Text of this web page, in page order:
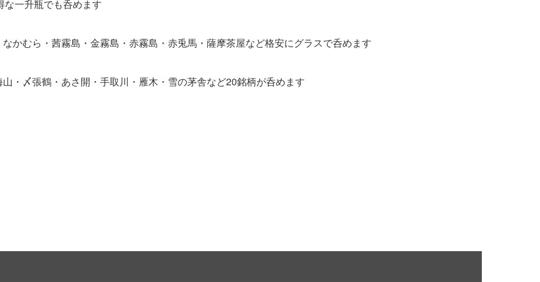
一升瓶でも呑めます
かむら・茜霧島・金霧島・赤霧島・赤兎馬・薩摩茶屋など格安にグラスで呑めます
・〆張鶴・あさ開・手取川・雁木・雪の茅舎など20銘柄が呑めます